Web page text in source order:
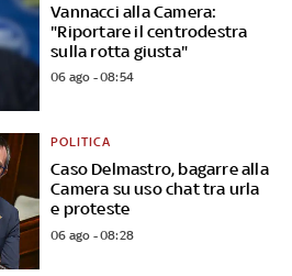
Vannacci alla Camera:
"Riportare il centrodestra
sulla rotta giusta"
06 ago - 08:54
Caso Delmastro, bagarre alla
Camera su uso chat tra urla
e proteste
POLITICA
06 ago - 08:28